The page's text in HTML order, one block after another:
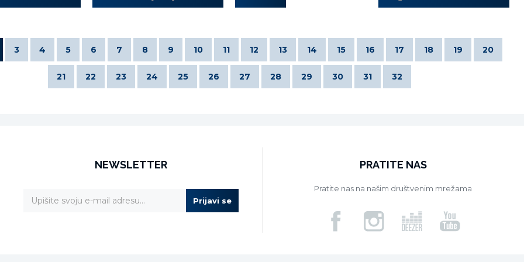
3 4 5 6 7 8 9 10 11 12 13 14 15 16 17 18 19 20
21 22 23 24 25 26 27 28 29 30 31 32
NEWSLETTER
Prijavi se
PRATITE NAS
Pratite nas na našim društvenim mrežama